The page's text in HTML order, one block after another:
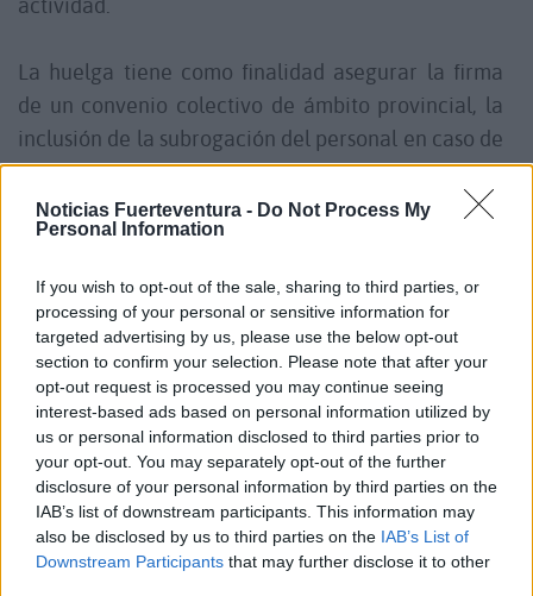
Noticias Fuerteventura - Do Not Process My
Personal Information
If you wish to opt-out of the sale, sharing to third parties, or
processing of your personal or sensitive information for
targeted advertising by us, please use the below opt-out
section to confirm your selection. Please note that after your
opt-out request is processed you may continue seeing
interest-based ads based on personal information utilized by
us or personal information disclosed to third parties prior to
your opt-out. You may separately opt-out of the further
disclosure of your personal information by third parties on the
IAB’s list of downstream participants. This information may
also be disclosed by us to third parties on the IAB’s List of
Downstream Participants that may further disclose it to other
La huelga tiene como finalidad asegurar la firma
de un convenio colectivo de ámbito provincial, la
inclusión de la subrogación del personal en caso de
cambios de contrata o concesión, la reducción de
la jornada a 37,5 horas semanales, la
homologación salarial y la plena incorporación de
igualdad de condiciones laborales para todo el
personal del sector en la provincia de Las Palmas.
Calendario de paros
Los paros tendrán lugar en Lanzarote y
Fuerteventura los días 15 y 16 de septiembre, que
se mantendrán en días sucesivos con
interrupciones intermitentes de 06:00 a 10:00